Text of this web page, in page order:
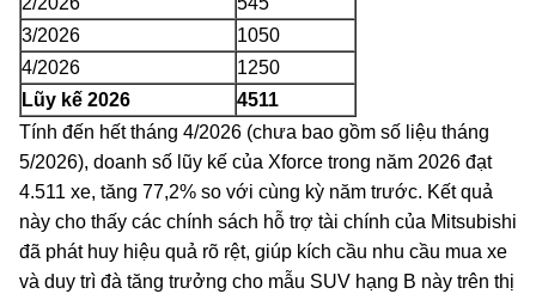
3/2026
1050
4/2026
1250
Lũy kế 2026
4511
Tính đến hết tháng 4/2026 (chưa bao gồm số liệu tháng
5/2026), doanh số lũy kế của Xforce trong năm 2026 đạt
4.511 xe, tăng 77,2% so với cùng kỳ năm trước. Kết quả
này cho thấy các chính sách hỗ trợ tài chính của Mitsubishi
đã phát huy hiệu quả rõ rệt, giúp kích cầu nhu cầu mua xe
và duy trì đà tăng trưởng cho mẫu SUV hạng B này trên thị